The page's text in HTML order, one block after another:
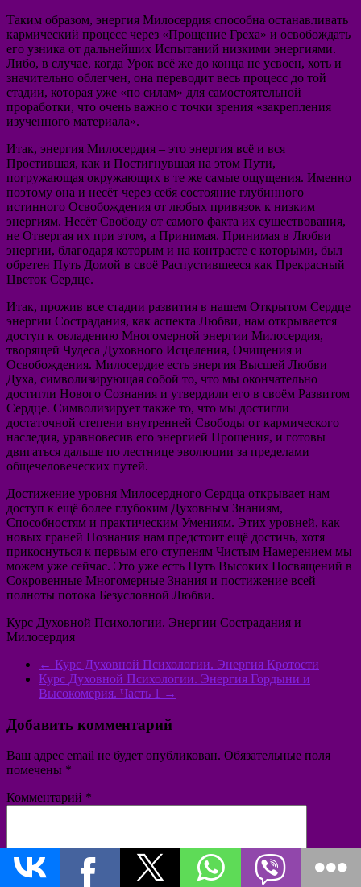
Таким образом, энергия Милосердия способна останавливать
кармический процесс через «Прощение Греха» и освобождать
его узника от дальнейших Испытаний низкими энергиями.
Либо, в случае, когда Урок всё же до конца не усвоен, хоть и
значительно облегчен, она переводит весь процесс до той
стадии, которая уже «по силам» для самостоятельной
проработки, что очень важно с точки зрения «закрепления
изученного материала».
Итак, энергия Милосердия – это энергия всё и вся
Простившая, как и Постигнувшая на этом Пути,
погружающая окружающих в те же самые ощущения. Именно
поэтому она и несёт через себя состояние глубинного
истинного Освобождения от любых привязок к низким
энергиям. Несёт Свободу от самого факта их существования,
не Отвергая их при этом, а Принимая. Принимая в Любви
энергии, благодаря которым и на контрасте с которыми, был
обретен Путь Домой в своё Распустившееся как Прекрасный
Цветок Сердце.
Итак, прожив все стадии развития в нашем Открытом Сердце
энергии Сострадания, как аспекта Любви, нам открывается
доступ к овладению Многомерной энергии Милосердия,
творящей Чудеса Духовного Исцеления, Очищения и
Освобождения. Милосердие есть энергия Высшей Любви
Духа, символизирующая собой то, что мы окончательно
достигли Нового Сознания и утвердили его в своём Развитом
Сердце. Символизирует также то, что мы достигли
достаточной степени внутренней Свободы от кармического
наследия, уравновесив его энергией Прощения, и готовы
двигаться дальше по лестнице эволюции за пределами
общечеловеческих путей.
Достижение уровня Милосердного Сердца открывает нам
доступ к ещё более глубоким Духовным Знаниям,
Способностям и практическим Умениям. Этих уровней, как
новых граней Познания нам предстоит ещё достичь, хотя
прикоснуться к первым его ступеням Чистым Намерением мы
можем уже сейчас. Это уже есть Путь Высоких Посвящений в
Сокровенные Многомерные Знания и постижение всей
полноты потока Безусловной Любви.
Курс Духовной Психологии. Энергии Сострадания и
Милосердия
← Курс Духовной Психологии. Энергия Кротости
Курс Духовной Психологии. Энергия Гордыни и
Высокомерия. Часть 1 →
Добавить комментарий
Ваш адрес email не будет опубликован. Обязательные поля
помечены *
Комментарий *